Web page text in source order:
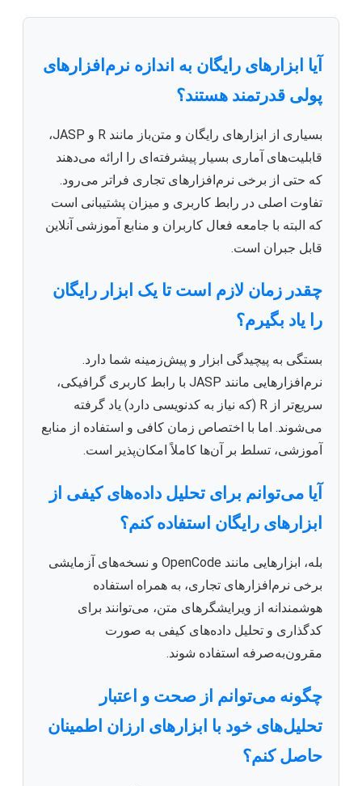
آیا ابزارهای رایگان به اندازه نرم‌افزارهای
پولی قدرتمند هستند؟
بسیاری از ابزارهای رایگان و متن‌باز مانند R و JASP،
قابلیت‌های آماری بسیار پیشرفته‌ای را ارائه می‌دهند
که حتی از برخی نرم‌افزارهای تجاری فراتر می‌رود.
تفاوت اصلی در رابط کاربری و میزان پشتیبانی است
که البته با جامعه فعال کاربران و منابع آموزشی آنلاین
قابل جبران است.
چقدر زمان لازم است تا یک ابزار رایگان
را یاد بگیرم؟
بستگی به پیچیدگی ابزار و پیش‌زمینه شما دارد.
نرم‌افزارهایی مانند JASP با رابط کاربری گرافیکی،
سریع‌تر از R (که نیاز به کدنویسی دارد) یاد گرفته
می‌شوند. اما با اختصاص زمان کافی و استفاده از منابع
آموزشی، تسلط بر آن‌ها کاملاً امکان‌پذیر است.
آیا می‌توانم برای تحلیل داده‌های کیفی از
ابزارهای رایگان استفاده کنم؟
بله، ابزارهایی مانند OpenCode و نسخه‌های آزمایشی
برخی نرم‌افزارهای تجاری، به همراه استفاده
هوشمندانه از ویرایشگرهای متن، می‌توانند برای
کدگذاری و تحلیل داده‌های کیفی به صورت
مقرون‌به‌صرفه استفاده شوند.
چگونه می‌توانم از صحت و اعتبار
تحلیل‌های خود با ابزارهای ارزان اطمینان
حاصل کنم؟